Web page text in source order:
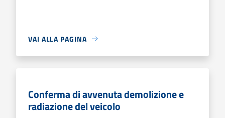
VAI ALLA PAGINA
Conferma di avvenuta demolizione e
radiazione del veicolo